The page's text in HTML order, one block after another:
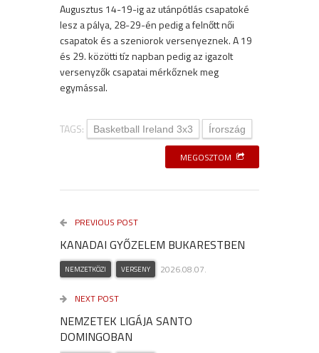
Augusztus 14-19-ig az utánpótlás csapatoké
lesz a pálya, 28-29-én pedig a felnőtt női
csapatok és a szeniorok versenyeznek. A 19
és 29. közötti tíz napban pedig az igazolt
versenyzők csapatai mérkőznek meg
egymással.
TAGS: Basketball Ireland 3x3 Írország
MEGOSZTOM
PREVIOUS POST
KANADAI GYŐZELEM BUKARESTBEN
NEMZETKÖZI VERSENY 2026.08.07.
NEXT POST
NEMZETEK LIGÁJA SANTO
DOMINGOBAN